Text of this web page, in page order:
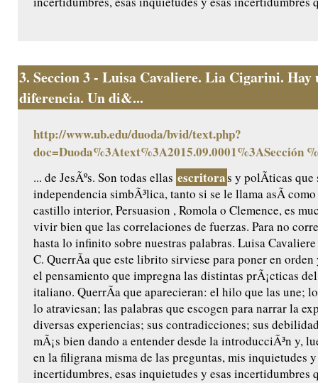
3. Seccion 3 - Luisa Cavaliere. Lia Cigarini. Hay
diferencia. Un di&...
http://www.ub.edu/duoda/bvid/text.php?
doc=Duoda%3Atext%3A2015.09.0001%3ASección
... de JesÃºs. Son todas ellas escritoras y polÃ­ticas que
independencia simbÃ³lica, tanto si se le llama asÃ­
castillo interior, Persuasion , Romola o Clemence, es
vivir bien que las correlaciones de fuerzas. Para no
hasta lo infinito sobre nuestras palabras. Luisa
C. QuerrÃ­a que este librito sirviese para poner en orden
el pensamiento que impregna las distintas prÃ¡cticas
italiano. QuerrÃ­a que aparecieran: el hilo que las une;
lo atraviesan; las palabras que escogen para narrar la
diversas experiencias; sus contradicciones; sus
mÃ¡s bien dando a entender desde la introducciÃ³n y,
en la filigrana misma de las preguntas, mis inquietudes
incertidumbres, esas inquietudes y esas incertidumbres